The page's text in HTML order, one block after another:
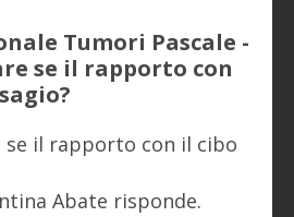
Tumori Pascale -
se il rapporto con
se il rapporto con il cibo
Abate risponde.